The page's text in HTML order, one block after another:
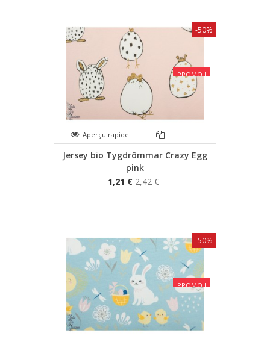
PROMO !
Aperçu rapide
Jersey bio Tygdrômmar Crazy Egg
pink
1,21 € 2,42 €
-50%
PROMO !
-50%